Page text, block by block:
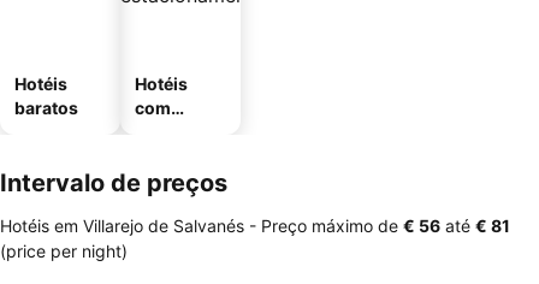
Hotéis
baratos
Hotéis
com
Intervalo de preços
Hotéis em Villarejo de Salvanés - Preço máximo de ‎€ 56 até ‎€ 81
(price per night)